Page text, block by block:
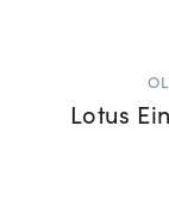
Lotus